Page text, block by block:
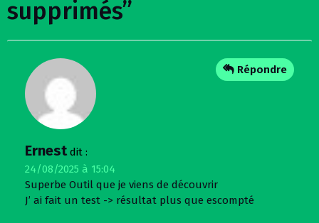
supprimés”
Ernest dit :
24/08/2025 à 15:04
Superbe Outil que je viens de découvrir
J’ ai fait un test -> résultat plus que escompté
Répondre